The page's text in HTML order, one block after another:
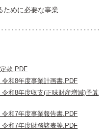
めに必要な事業
款.PDF
和8年度事業計画書.PDF
和8年度収支(正味財産増減)予算
和7年度事業報告書.PDF
和7年度財務諸表等.PDF